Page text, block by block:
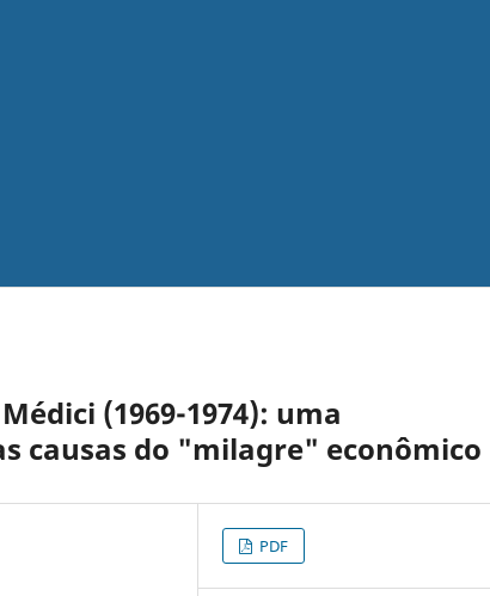
(1969-1974): uma
causas do "milagre" econômico
PDF